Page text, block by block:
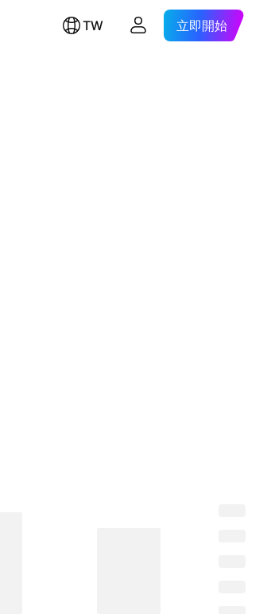
TW 立即開始